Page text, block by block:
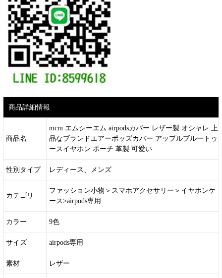
商品詳細情報
商品名
mcm エムシーエム airpodsカバー レザー製 オシャレ 上
品なブランドエアーポッズカバー アップルブルートゥ
ースイヤホン ポーチ 革製 可愛い
性別タイプ レディース、メンズ
カテゴリ
ファッション小物＞スマホアクセサリー＞イヤホンケ
ース>airpods専用
カラー 9色
サイズ airpods専用
素材 レザー